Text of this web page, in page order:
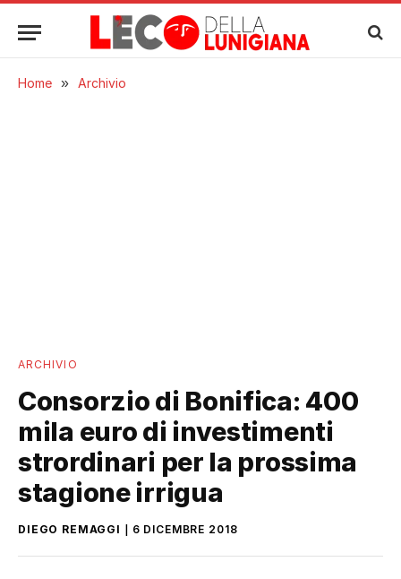
Home » Archivio
ARCHIVIO
Consorzio di Bonifica: 400
mila euro di investimenti
strordinari per la prossima
stagione irrigua
DIEGO REMAGGI 6 DICEMBRE 2018